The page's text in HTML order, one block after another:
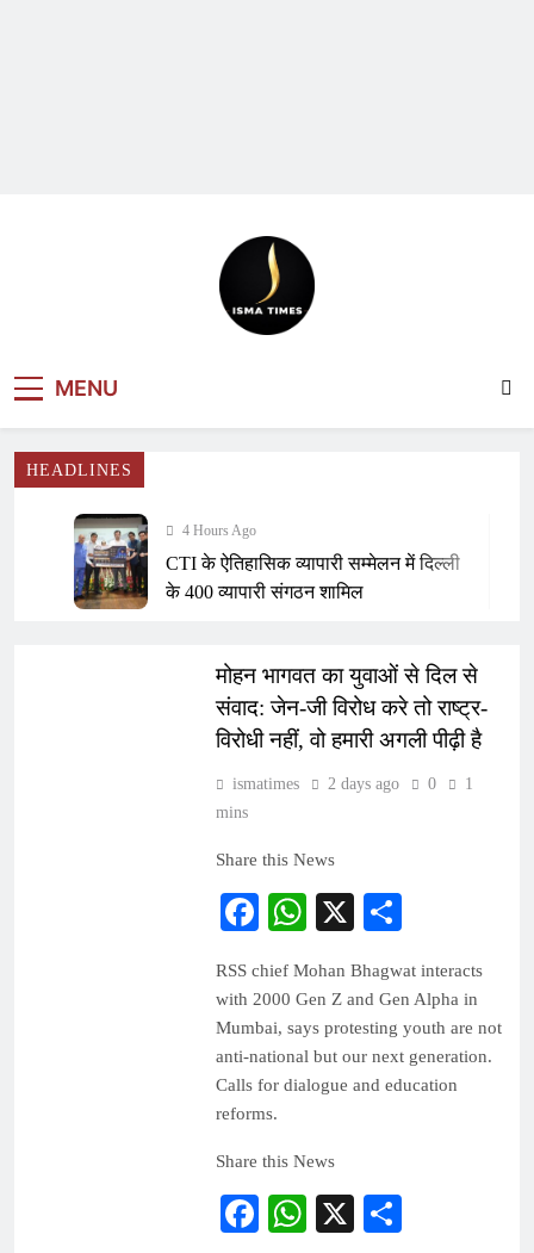
NEWS
MENU
HEADLINES
4 Hours Ago
CTI के ऐतिहासिक व्यापारी सम्मेलन में दिल्ली
के 400 व्यापारी संगठन शामिल
शिक्षा के बिना अच्छे समाज की कल्पना अधूरी:
उपेंद्र कुमार
5 Hours Ago
The Makkah Joint Defence Agreement:
A New Strategic Triangle of Saudi
Arabia, Turkiye and Pakistan
7 Hours Ago
अनुग्रह नारायण विद्यालय में धूमधाम से मनाया
23 Hours Ago
हंगामा, AAP विधायकों ने मांगा मुख्यमंत्री का
इस्तीफा
24 Hours Ago
Rampur SP के बयान पर विवाद: कानून, धर्म
और पुलिस की भूमिका को लेकर उठे सवाल
मोहन भागवत का युवाओं से दिल से
संवाद: जेन-जी विरोध करे तो राष्ट्र-
विरोधी नहीं, वो हमारी अगली पीढ़ी है
ismatimes 2 days ago 0
1
mins
Share this News
Facebook
WhatsApp
X
RSS chief Mohan Bhagwat interacts
with 2000 Gen Z and Gen Alpha in
Mumbai, says protesting youth are not
anti-national but our next generation.
Calls for dialogue and education
reforms.
Share this News
Facebook
WhatsApp
X